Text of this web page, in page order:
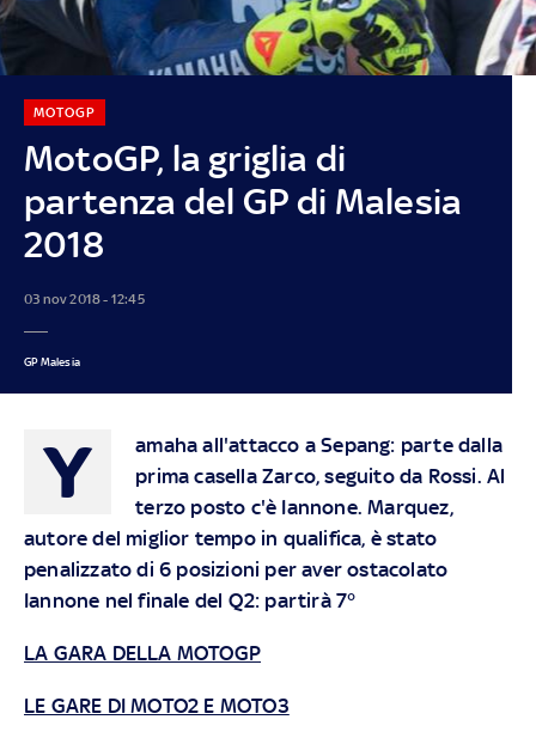
MotoGP, la griglia di
partenza del GP di Malesia
2018
MOTOGP
03 nov 2018 - 12:45
GP Malesia
Y
amaha all'attacco a Sepang: parte dalla
prima casella Zarco, seguito da Rossi. Al
terzo posto c'è Iannone. Marquez,
autore del miglior tempo in qualifica, è stato
penalizzato di 6 posizioni per aver ostacolato
Iannone nel finale del Q2: partirà 7°
LA GARA DELLA MOTOGP
LE GARE DI MOTO2 E MOTO3